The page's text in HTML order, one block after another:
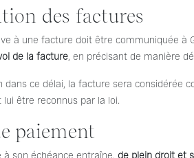
des factures
à une facture doit être communiquée à
de la facture, en précisant de manière
ce délai, la facture sera considérée
être reconnus par la loi.
paiement
son échéance entraîne, de plein droit et